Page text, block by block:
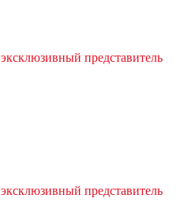
эксклюзивный представитель
эксклюзивный представитель